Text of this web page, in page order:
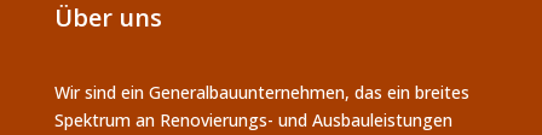
Über uns
Wir sind ein Generalbauunternehmen, das ein breites
Spektrum an Renovierungs- und Ausbauleistungen